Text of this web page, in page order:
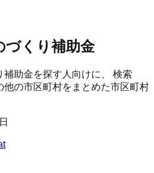
づくり補助金
補助金を探す人向けに、 検索
他の市区町村をまとめた市区町村